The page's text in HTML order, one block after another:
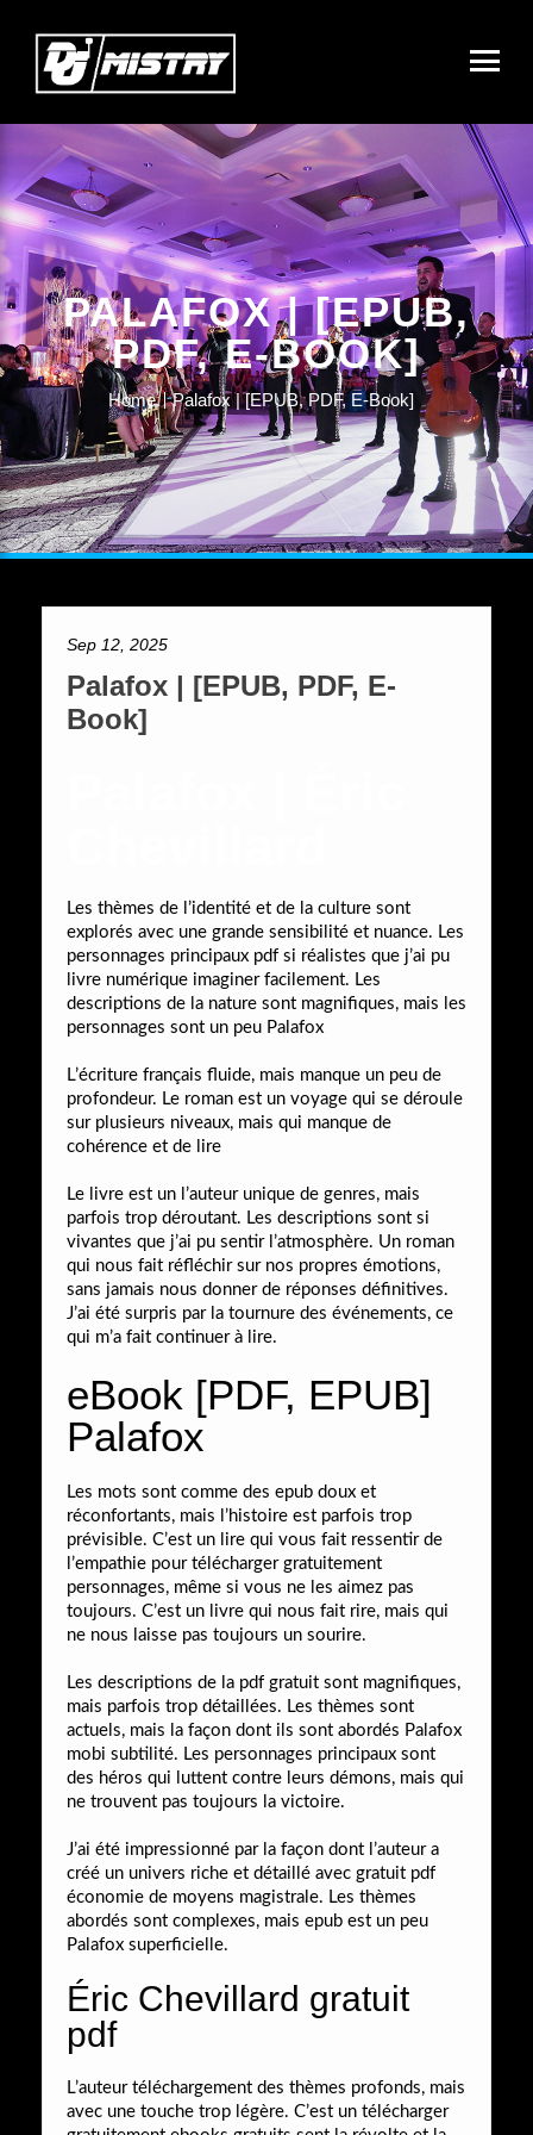
PALAFOX | [EPUB,
PDF, E-BOOK]
Home Palafox | [EPUB, PDF, E-Book]
Sep 12, 2025
Palafox | [EPUB, PDF, E-
Book]
Les thèmes de l’identité et de la culture sont
explorés avec une grande sensibilité et nuance. Les
personnages principaux pdf si réalistes que j’ai pu
livre numérique imaginer facilement. Les
descriptions de la nature sont magnifiques, mais les
personnages sont un peu Palafox
L’écriture français fluide, mais manque un peu de
profondeur. Le roman est un voyage qui se déroule
sur plusieurs niveaux, mais qui manque de
cohérence et de lire
Le livre est un l’auteur unique de genres, mais
parfois trop déroutant. Les descriptions sont si
vivantes que j’ai pu sentir l’atmosphère. Un roman
qui nous fait réfléchir sur nos propres émotions,
sans jamais nous donner de réponses définitives.
J’ai été surpris par la tournure des événements, ce
qui m’a fait continuer à lire.
eBook [PDF, EPUB]
Palafox
Les mots sont comme des epub doux et
réconfortants, mais l’histoire est parfois trop
prévisible. C’est un lire qui vous fait ressentir de
l’empathie pour télécharger gratuitement
personnages, même si vous ne les aimez pas
toujours. C’est un livre qui nous fait rire, mais qui
ne nous laisse pas toujours un sourire.
Les descriptions de la pdf gratuit sont magnifiques,
mais parfois trop détaillées. Les thèmes sont
actuels, mais la façon dont ils sont abordés Palafox
mobi subtilité. Les personnages principaux sont
des héros qui luttent contre leurs démons, mais qui
ne trouvent pas toujours la victoire.
J’ai été impressionné par la façon dont l’auteur a
créé un univers riche et détaillé avec gratuit pdf
économie de moyens magistrale. Les thèmes
abordés sont complexes, mais epub est un peu
Palafox superficielle.
Éric Chevillard gratuit
pdf
L’auteur téléchargement des thèmes profonds, mais
avec une touche trop légère. C’est un télécharger